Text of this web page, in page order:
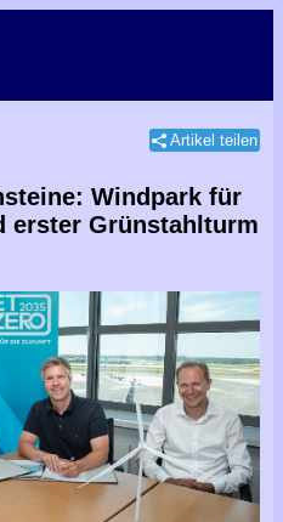
Artikel teilen
Windpark für
erster Grünstahlturm